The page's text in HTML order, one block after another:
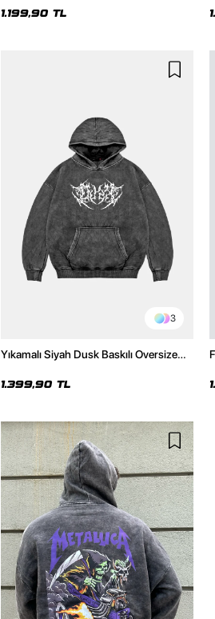
1.199,90 TL
3
Yıkamalı Siyah Dusk Baskılı Oversize
1.399,90 TL